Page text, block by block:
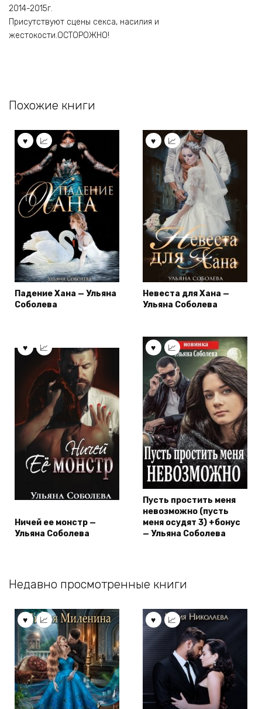
2014-2015г.
Присутствуют сцены секса, насилия и
жестокости.ОСТОРОЖНО!
Похожие книги
Падение Хана — Ульяна
Соболева
Невеста для Хана —
Ульяна Соболева
Ничей ее монстр —
Ульяна Соболева
Пусть простить меня
невозможно (пусть
меня осудят 3) +бонус
— Ульяна Соболева
Недавно просмотренные книги